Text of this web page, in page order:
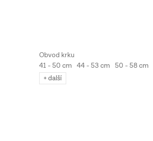
41 - 50 cm 44 - 53 cm 50 - 58 cm
+ další